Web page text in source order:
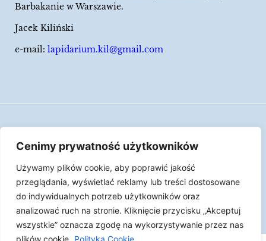
Cenimy prywatność użytkowników
Używamy plików cookie, aby poprawić jakość
przeglądania, wyświetlać reklamy lub treści dostosowane
do indywidualnych potrzeb użytkowników oraz
analizować ruch na stronie. Kliknięcie przycisku „Akceptuj
wszystkie” oznacza zgodę na wykorzystywanie przez nas
plików cookie. Polityka Cookie
Barbakanie w Warszawie.
Jacek Kiliński
e-mail: lapidarium.kil@gmail.com
Polityka Cookies
LAPIDARIUM Jacka Kilińskiego | Człowiek jest
epizodem w życiu przedmiotów.
Made with ♥︎ by Skydoo